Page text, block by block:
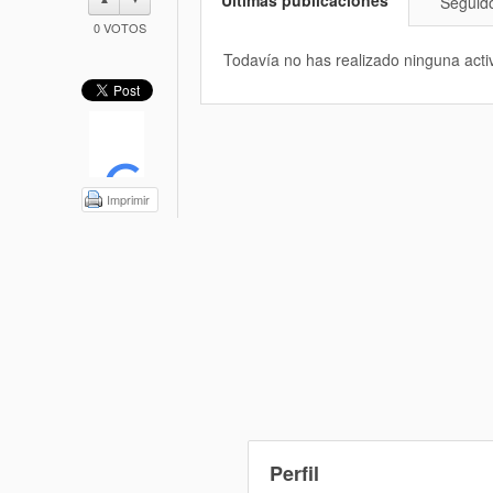
0VOTOS
Imprimir
Todavía no has realizado ninguna
Perfil